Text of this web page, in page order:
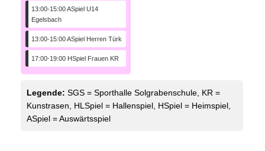
13:00-15:00 ASpiel U14
Egelsbach
13:00-15:00 ASpiel Herren Türk
17:00-19:00 HSpiel Frauen KR
Legende: SGS = Sporthalle Solgrabenschule, KR =
Kunstrasen, HLSpiel = Hallenspiel, HSpiel = Heimspiel,
ASpiel = Auswärtsspiel